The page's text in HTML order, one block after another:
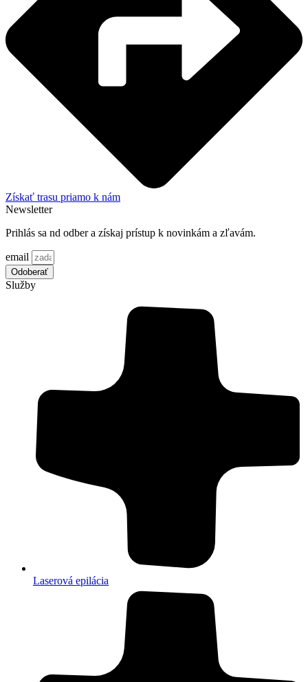
Získať trasu priamo k nám
Newsletter
Prihlás sa nd odber a získaj prístup k novinkám a zľavám.
email
Odoberať
Služby
Laserová epilácia